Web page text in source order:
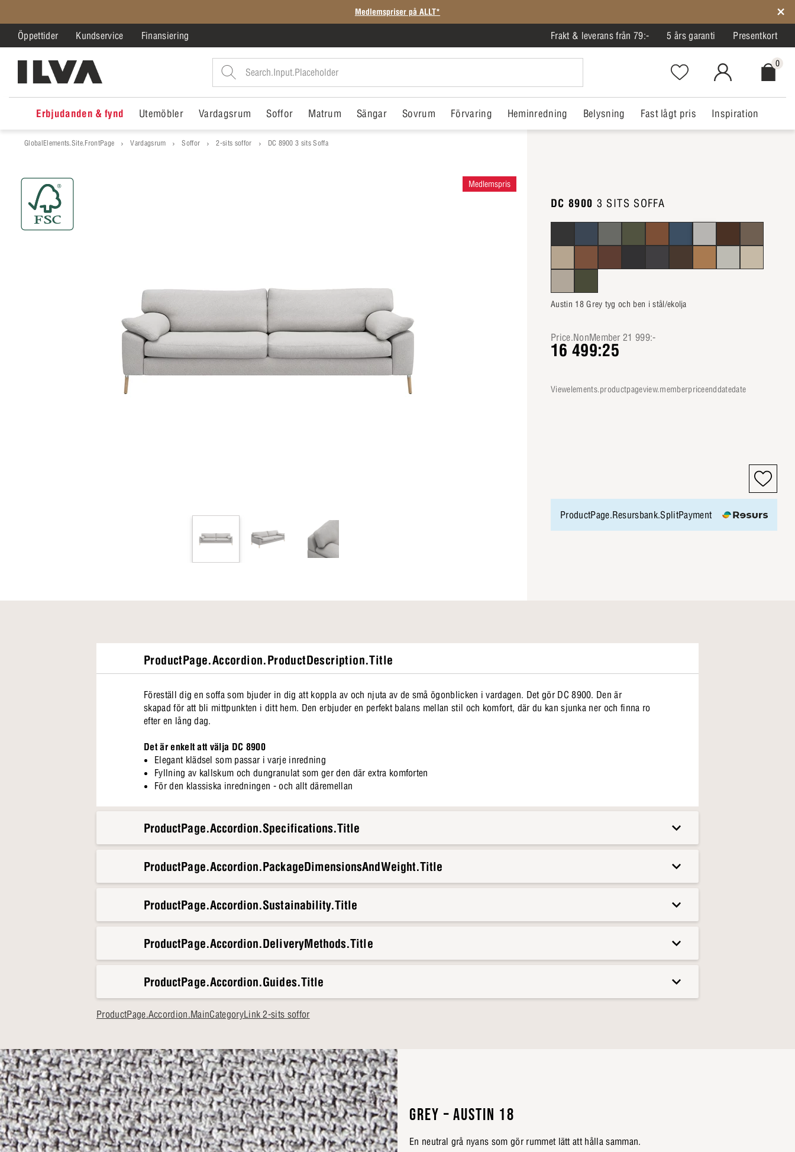
SISTA CHANSEN: Rean slutar på söndag
Öppettider Kundservice Finansiering Frakt & leverans från 79:- 5 års garanti Presentkort
Favorites.NavigationButton.Text
MitIlva.Login
0
Erbjudanden & fynd Utemöbler Vardagsrum Soffor Matrum Sängar Sovrum Förvaring Heminredning Belysning Fast lågt pris Inspiration
GlobalElements.Site.FrontPage Vardagsrum Soffor 2-sits soffor DC 8900 3 sits Soffa
Medlemspris
DC 8900 3 SITS SOFFA
Austin 18 Grey tyg och ben i stål/ekolja
Price.NonMember 21 999:-
16 499:25
viewelements.productpageview.memberpriceenddatedate
ProductPage.Resursbank.SplitPayment
ProductPage.Accordion.ProductDescription.Title
Föreställ dig en soffa som bjuder in dig att koppla av och njuta av de små ögonblicken i vardagen. Det gör DC 8900. Den är
skapad för att bli mittpunkten i ditt hem. Den erbjuder en perfekt balans mellan stil och komfort, där du kan sjunka ner och finna ro
efter en lång dag.
Det är enkelt att välja DC 8900
Elegant klädsel som passar i varje inredning
Fyllning av kallskum och dungranulat som ger den där extra komforten
För den klassiska inredningen - och allt däremellan
ProductPage.Accordion.Specifications.Title
ProductPage.Accordion.PackageDimensionsAndWeight.Title
ProductPage.Accordion.Sustainability.Title
ProductPage.Accordion.DeliveryMethods.Title
ProductPage.Accordion.Guides.Title
ProductPage.Accordion.MainCategoryLink 2-sits soffor
GREY – AUSTIN 18
En neutral grå nyans som gör rummet lätt att hålla samman.